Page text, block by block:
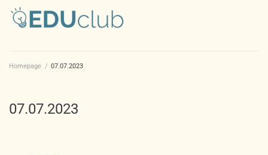
Homepage / 07.07.2023
07.07.2023